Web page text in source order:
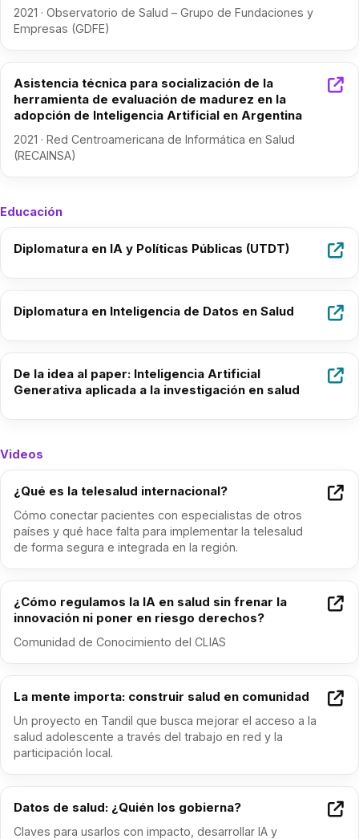
2021 · Observatorio de Salud – Grupo de Fundaciones y
Empresas (GDFE)
Asistencia técnica para socialización de la
herramienta de evaluación de madurez en la
adopción de Inteligencia Artificial en Argentina
2021 · Red Centroamericana de Informática en Salud
(RECAINSA)
Educación
Diplomatura en IA y Políticas Públicas (UTDT)
Diplomatura en Inteligencia de Datos en Salud
De la idea al paper: Inteligencia Artificial
Generativa aplicada a la investigación en salud
Videos
¿Qué es la telesalud internacional?
Cómo conectar pacientes con especialistas de otros
países y qué hace falta para implementar la telesalud
de forma segura e integrada en la región.
¿Cómo regulamos la IA en salud sin frenar la
innovación ni poner en riesgo derechos?
Comunidad de Conocimiento del CLIAS
La mente importa: construir salud en comunidad
Un proyecto en Tandil que busca mejorar el acceso a la
salud adolescente a través del trabajo en red y la
participación local.
Datos de salud: ¿Quién los gobierna?
Claves para usarlos con impacto, desarrollar IA y